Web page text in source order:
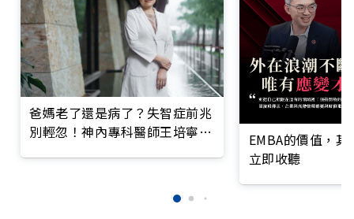
爸媽老了還是病了？失智症前兆
別輕忽！神內專科醫師王培寧呼
EMBA的價值，
立即收聽